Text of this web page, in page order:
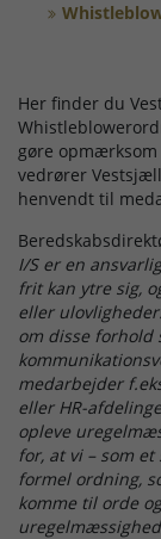
Kurser
Ledige
Skorsten
Her finder du
gøre
vedrører
henvendt til
I/S er en
frit kan ytre sig,
eller
om disse forhold
medarbejder
eller HR-
opleve
for, at vi – som
formel ordning,
komme til orde